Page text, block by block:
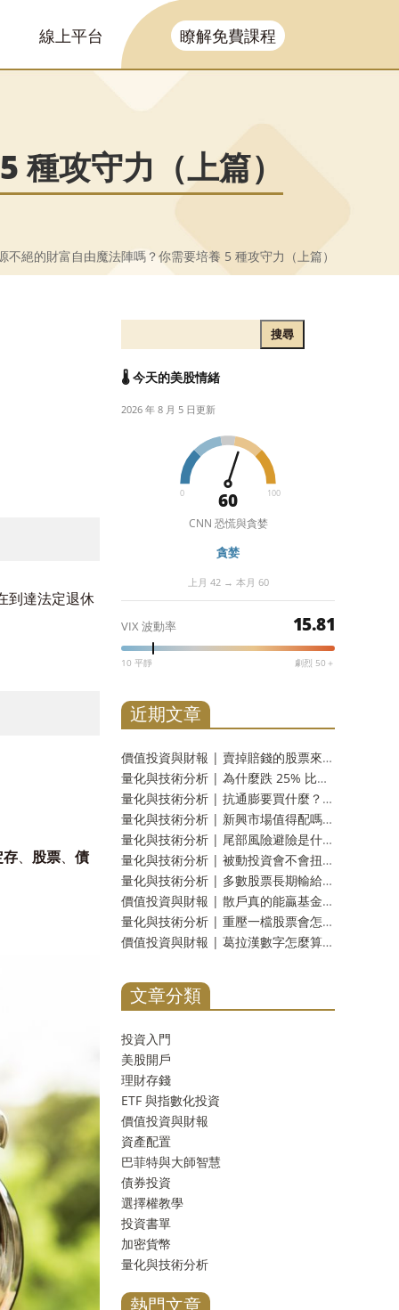
線上平台 瞭解免費課程
攻守力（上篇）
絕的財富自由魔法陣嗎？你需要培養 5 種攻守力（上篇）
到達法定退休
存、 股票、 債
搜尋
🌡️ 今天的美股情緒
2026 年 8 月 5 日更新
0 100
60
CNN 恐慌與貪婪
貪婪
上月 42 → 本月 60
VIX 波動率 15.81
10 平靜 劇烈 50＋
近期文章
價值投資與財報 | 賣掉賠錢的股票來抵稅，划算嗎？三十三年實測：財富只多 2.9%，而台灣人這一步用不上
量化與技術分析 | 為什麼跌 25% 比崩盤 50% 更可怕？水下時間與潰瘍指數，風險的另一個量法
量化與技術分析 | 抗通膨要買什麼？八種工具十九年實測：名字裡有抗通膨的那一個，反而測不出反應
量化與技術分析 | 新興市場值得配嗎？二十三年實測：報酬差距分不出勝負，但台灣人多買了一份自己
量化與技術分析 | 尾部風險避險是什麼？崩盤保險的真實成本，以及一個更省事的替代方案
量化與技術分析 | 被動投資會不會扭曲市場？三十年實測：齊漲齊跌是真的，指數基金的責任卻查不出來
量化與技術分析 | 多數股票長期輸給國庫券是真的嗎？一千多家公司實測：輸的只有兩成，真正該怕的是另一件事
價值投資與財報 | 散戶真的能贏基金經理人嗎？《彼得林區選股戰略》重點整理，十壘打實測與被誤解的一句話
量化與技術分析 | 重壓一檔股票會怎樣？四千多次十年實測：分散到五檔，賠錢機率從一成四掉到不到百分之一
價值投資與財報 | 葛拉漢數字怎麼算？淨流動資產撿菸蒂實測：台股剩九檔，美股一檔不剩
文章分類
投資入門
美股開戶
理財存錢
ETF 與指數化投資
價值投資與財報
資產配置
巴菲特與大師智慧
債券投資
選擇權教學
投資書單
加密貨幣
量化與技術分析
熱門文章